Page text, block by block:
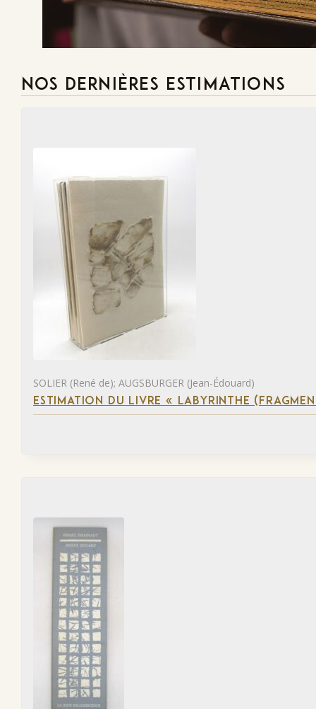
NOS DERNIÈRES ESTIMATIONS
SOLIER (René de); AUGSBURGER (Jean-Édouard)
ESTIMATION DU LIVRE « LABYRINTHE